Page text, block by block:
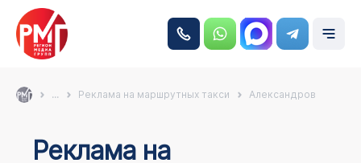
... Реклама на маршрутных такси Александров
Реклама на